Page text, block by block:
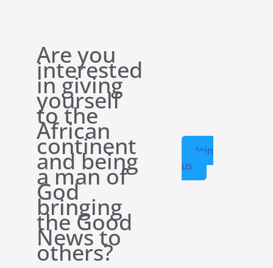
Are you
interested
in giving
yourself
to the
African
continent
and being
a man of
God
bringing
the Good
News to
others?
Join
us